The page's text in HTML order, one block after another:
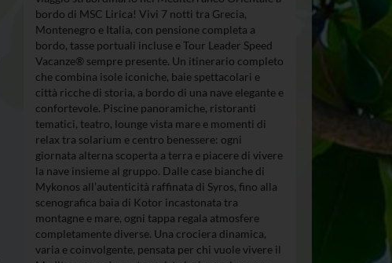
bordo di MSC Lirica! Vivi 7 notti tra Grecia,
Montenegro e Italia, con pensione completa a
bordo, tasse portuali incluse e Tour Leader Speed
Vacanze® sempre presente. Un itinerario completo
che combina isole iconiche, baie spettacolari e
città ricche di storia, a bordo di una nave elegante e
confortevole. Piscine panoramiche, ristoranti
tematici, teatro, lounge vista mare e momenti di
relax tra solarium e centro benessere: ogni
giornata alterna scoperta a terra e piacere di vivere
la nave insieme al gruppo. Dalle case bianche di
Mykonos all’autenticità raffinata di Syros, fino alla
scenografica baia di Kotor incastonata tra
montagne e mare, ogni tappa regala atmosfere
completamente diverse. Una crociera dinamica,
varia e coinvolgente, pensata per chi vuole vivere il